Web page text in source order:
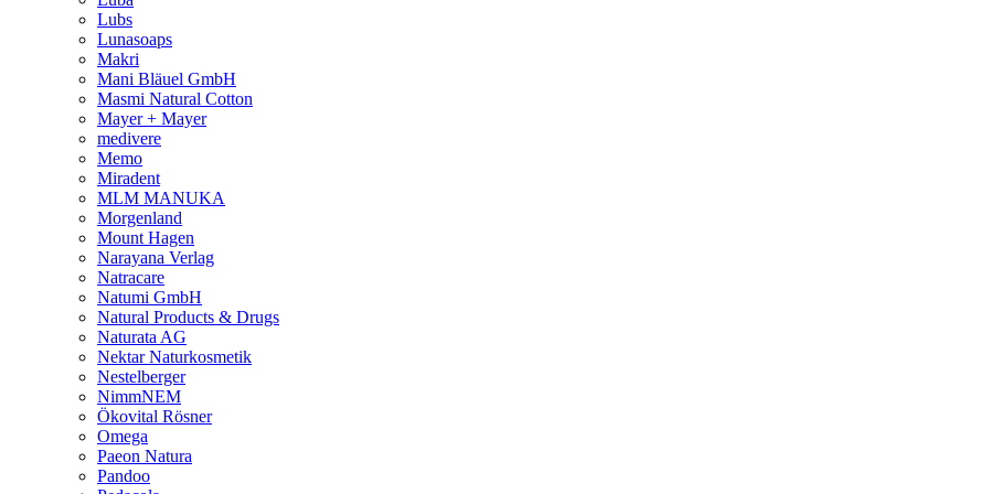
Lubs
Lunasoaps
Makri
Mani Bläuel GmbH
Masmi Natural Cotton
Mayer + Mayer
medivere
Memo
Miradent
MLM MANUKA
Morgenland
Mount Hagen
Narayana Verlag
Natracare
Natumi GmbH
Natural Products & Drugs
Naturata AG
Nektar Naturkosmetik
Nestelberger
NimmNEM
Ökovital Rösner
Omega
Paeon Natura
Pandoo